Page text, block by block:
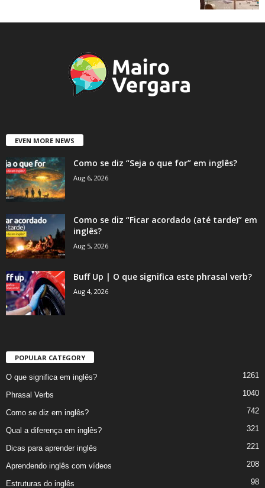
EVEN MORE NEWS
Como se diz “Seja o que for” em inglês?
Aug 6, 2026
Como se diz “Ficar acordado (até tarde)” em
inglês?
Aug 5, 2026
Buff Up | O que significa este phrasal verb?
Aug 4, 2026
POPULAR CATEGORY
O que significa em inglês? 1261
Phrasal Verbs 1040
Como se diz em inglês? 742
Qual a diferença em inglês? 321
Dicas para aprender inglês 221
Aprendendo inglês com vídeos 208
Estruturas do inglês 98